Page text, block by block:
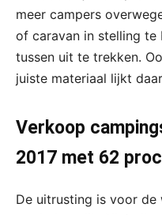
meer campers
of caravan in stelling te
tussen uit te trekken.
juiste materiaal lijkt
Verkoop
2017 met 62
De uitrusting is voor de